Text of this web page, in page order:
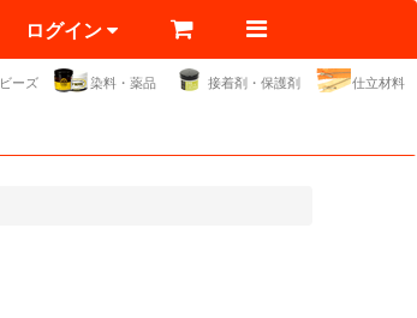
ログイン
ビーズ 染料・薬品 接着剤・保護剤 仕立材料